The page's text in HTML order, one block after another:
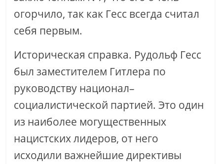
огорчило, так как Гесс всегда считал
себя первым.
Историческая справка. Рудольф Гесс
был заместителем Гитлера по
руководству национал–
социалистической партией. Это один
из наиболее могущественных
нацистских лидеров, от него
исходили важнейшие директивы